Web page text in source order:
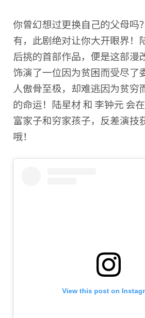
你曾幻想过更换自己的父母吗
有，此剧绝对让你大开眼界！
后挑的首部作品，便是这部漫
饰演了一位因为贫困而受尽了
人傲骨至极，却难逃因为贫穷
的命运！陆星材 和 李钟元 会
富家子和穷家孩子，反差演技
哦！
View this post on